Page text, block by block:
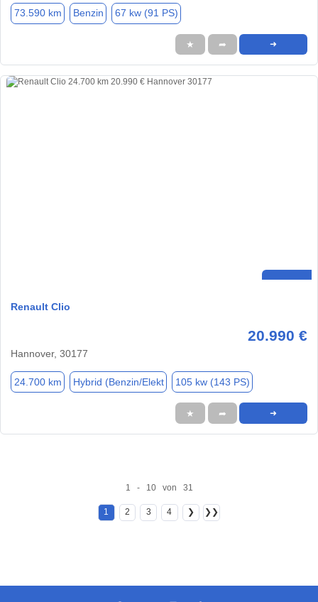
73.590 km Benzin 67 kw (91 PS)
★ ➦ ➜
Renault Clio
20.990 €
Hannover, 30177
24.700 km Hybrid (Benzin/Elekt 105 kw (143 PS)
★ ➦ ➜
1 - 10 von 31
1 2 3 4 ❯ ❯❯